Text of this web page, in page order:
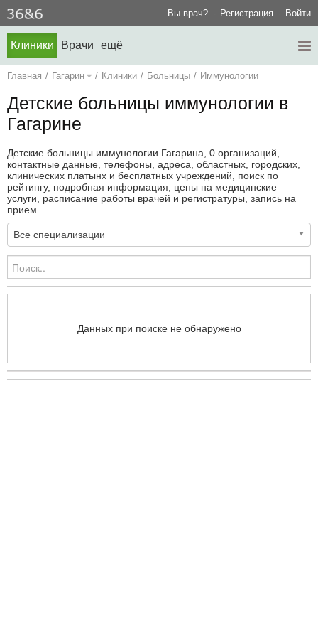
Вы врач? Регистрация Войти
Клиники Врачи ещё
Главная / Гагарин / Клиники / Больницы / Иммунологии
Детские больницы иммунологии в
Гагарине
Детские больницы иммунологии Гагарина, 0 организаций,
контактные данные, телефоны, адреса, областных, городских,
клинических платынх и бесплатных учреждений, поиск по
рейтингу, подробная информация, цены на медицинские
услуги, расписание работы врачей и регистратуры, запись на
прием.
Все специализации
Данных при поиске не обнаружено